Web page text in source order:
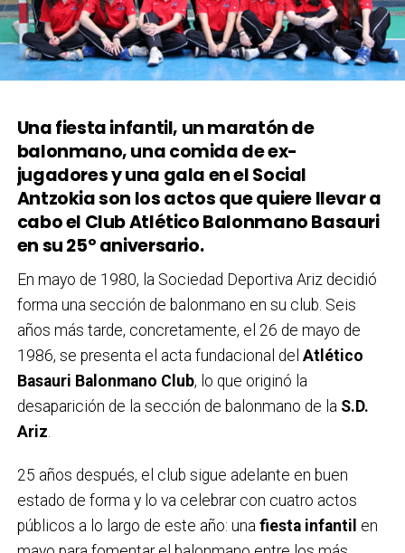
Una fiesta infantil, un maratón de
balonmano, una comida de ex-
jugadores y una gala en el Social
Antzokia son los actos que quiere llevar a
cabo el Club Atlético Balonmano Basauri
en su 25º aniversario.
En mayo de 1980, la Sociedad Deportiva Ariz decidió
forma una sección de balonmano en su club. Seis
años más tarde, concretamente, el 26 de mayo de
1986, se presenta el acta fundacional del Atlético
Basauri Balonmano Club, lo que originó la
desaparición de la sección de balonmano de la S.D.
Ariz
25 años después, el club sigue adelante en buen
estado de forma y lo va celebrar con cuatro actos
públicos a lo largo de este año: una fiesta infantil en